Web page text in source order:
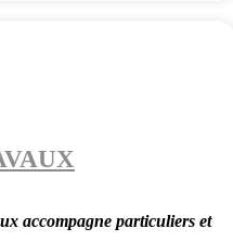
accompagne particuliers et